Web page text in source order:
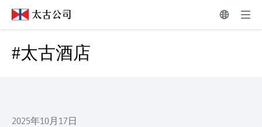
相關新聞稿 | 太古公司
#太古酒店
#太古酒店
2025年10月17日